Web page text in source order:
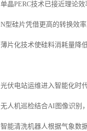
单晶PERC技术已接近理论
N型硅片凭借更高的转换效
薄片化技术使硅料消耗量降
光伏电站运维进入智能化时代
无人机巡检结合AI图像识别
智能清洗机器人根据气象数